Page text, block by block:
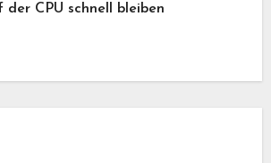
CPU schnell bleiben